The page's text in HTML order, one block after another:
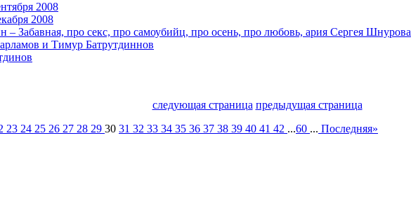
2008
2008
Забавная, про секс, про самоубийц, про осень, про любовь, ария Сергея Шнурова
и Тимур Батрутдиннов
следующая страница предыдущая страница
23 24 25 26 27 28 29 30 31 32 33 34 35 36 37 38 39 40 41 42 ...60 ... Последняя»